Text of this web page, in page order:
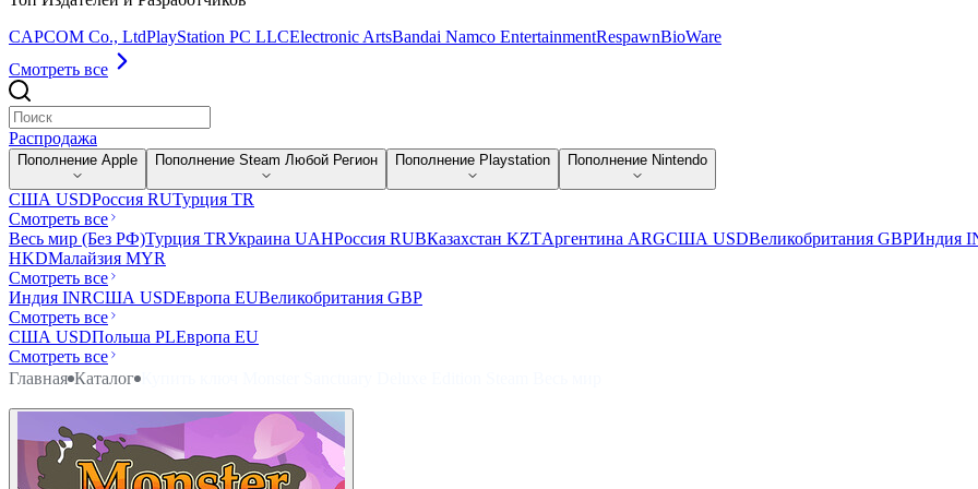
CAPCOM Co., LtdPlayStation PC LLCElectronic ArtsBandai Namco EntertainmentRespawnBioWare
Смотреть все
Распродажа
Пополнение Apple Пополнение Steam Любой Регион Пополнение Playstation Пополнение Nintendo
США USDРоссия RUТурция TR
Смотреть все
Весь мир (Без РФ)Турция TRУкраина UAHРоссия RUBКазахстан KZTАргентина ARGСША USDВеликобритания GBPИндия
HKDМалайзия MYR
Смотреть все
Индия INRСША USDЕвропа EUВеликобритания GBP
Смотреть все
США USDПольша PLЕвропа EU
Смотреть все
Главная Каталог